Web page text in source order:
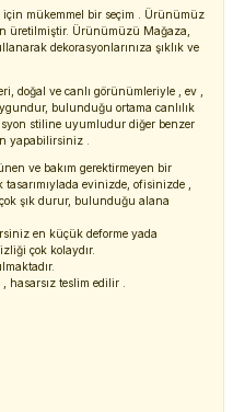
için mükemmel bir seçim . Ürünümüz
üretilmiştir. Ürünümüzü Mağaza,
dekorasyonlarınıza şıklık ve
doğal ve canlı görünümleriyle , ev ,
bulunduğu ortama canlılık
stiline uyumludur diğer benzer
yapabilirsiniz .
ve bakım gerektirmeyen bir
evinizde, ofisinizde ,
şık durur, bulunduğu alana
en küçük deforme yada
çok kolaydır.
teslim edilir .